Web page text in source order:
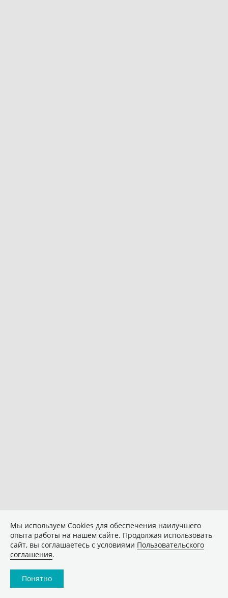
Мы используем Сookies для обеспечения наилучшего
опыта работы на нашем сайте. Продолжая использовать
сайт, вы соглашаетесь с условиями Пользовательского
соглашения.
Понятно